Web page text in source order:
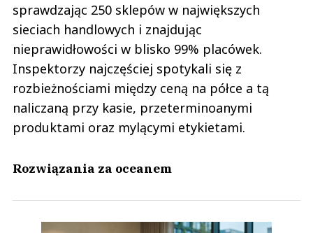
sprawdzając 250 sklepów w największych
sieciach handlowych i znajdując
nieprawidłowości w blisko 99% placówek.
Inspektorzy najczęściej spotykali się z
rozbieżnościami między ceną na półce a tą
naliczaną przy kasie, przeterminoanymi
produktami oraz mylącymi etykietami.
Rozwiązania za oceanem